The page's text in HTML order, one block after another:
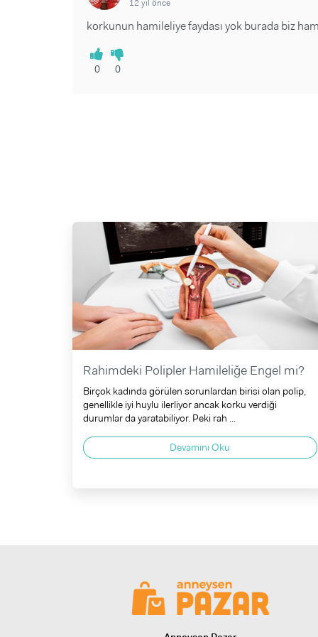
12 yıl önce
korkunun hamileliye faydası yok burada biz
0 0
Rahimdeki Polipler Hamileliğe Engel mi?
Birçok kadında görülen sorunlardan birisi olan polip,
genellikle iyi huylu ilerliyor ancak korku verdiği
durumlar da yaratabiliyor. Peki rah ...
Devamını Oku